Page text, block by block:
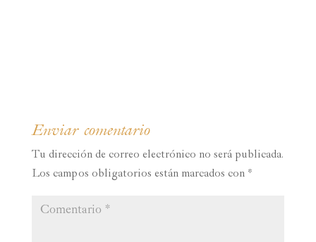
Enviar comentario
Tu dirección de correo electrónico no será publicada.
Los campos obligatorios están marcados con *